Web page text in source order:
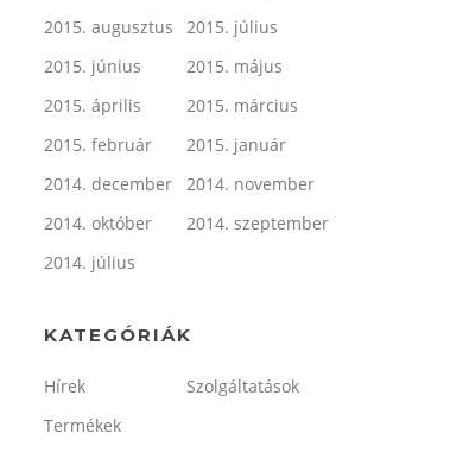
2015. augusztus
2015. július
2015. június
2015. május
2015. április
2015. március
2015. február
2015. január
2014. december
2014. november
2014. október
2014. szeptember
2014. július
KATEGÓRIÁK
Hírek
Szolgáltatások
Termékek